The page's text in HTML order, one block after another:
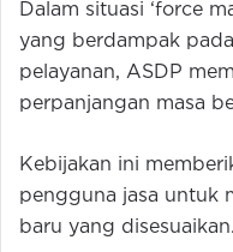
Dalam situasi ‘force
yang berdampak
pelayanan, ASDP
perpanjangan masa
Kebijakan ini
pengguna jasa untuk
baru yang disesuaikan.